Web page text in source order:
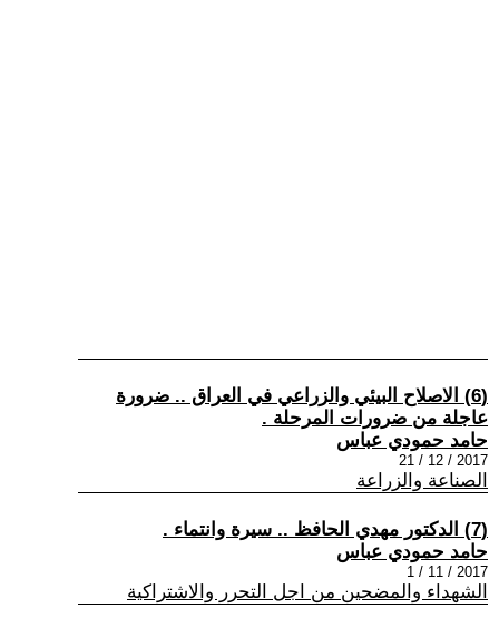
(6) الاصلاح البيئي والزراعي في العراق .. ضرورة
عاجلة من ضرورات المرحلة .
حامد حمودي عباس
2017 / 12 / 21
الصناعة والزراعة
(7) الدكتور مهدي الحافظ .. سيرة وانتماء .
حامد حمودي عباس
2017 / 11 / 1
الشهداء والمضحين من اجل التحرر والاشتراكية